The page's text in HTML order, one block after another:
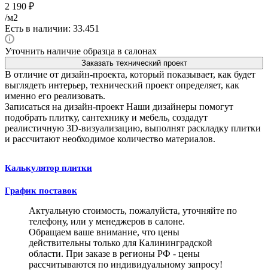
2 190 ₽
/м2
Есть в наличии: 33.451
Уточнить наличие образца в салонах
Заказать технический проект
В отличие от дизайн-проекта, который показывает, как будет
выглядеть интерьер, технический проект определяет, как
именно его реализовать.
Записаться на дизайн-проект Наши дизайнеры помогут
подобрать плитку, сантехнику и мебель, создадут
реалистичную 3D-визуализацию, выполнят раскладку плитки
и рассчитают необходимое количество материалов.
Калькулятор плитки
График поставок
Актуальную стоимость, пожалуйста, уточняйте по
телефону, или у менеджеров в салоне.
Обращаем ваше внимание, что цены
действительны только для Калининградской
области. При заказе в регионы РФ - цены
рассчитываются по индивидуальному запросу!